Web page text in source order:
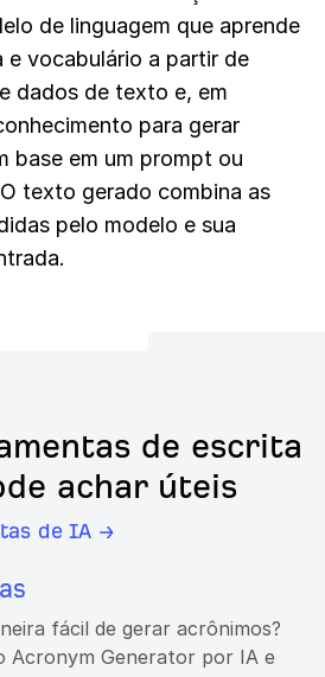
de linguagem que aprende
e vocabulário a partir de
dados de texto e, em
para gerar
base em um prompt ou
texto gerado combina as
pelo modelo e sua
de escrita
achar úteis
de IA →
fácil de gerar acrônimos?
Acronym Generator por IA e